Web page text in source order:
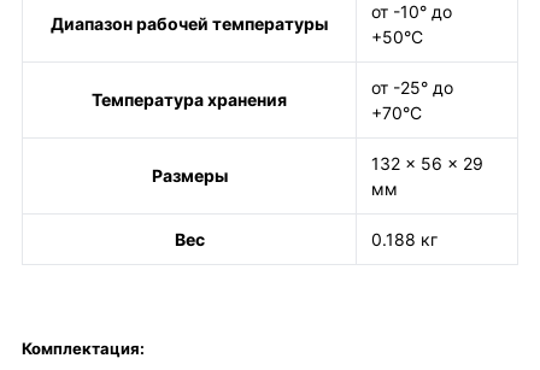
Диапазон рабочей температуры
от -10° до
+50°С
Температура хранения
от -25° до
+70°С
Размеры
132 x 56 x 29
мм
Вес 0.188 кг
Комплектация: